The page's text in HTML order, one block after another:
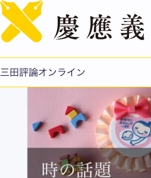
三田評論オンライン
明 素延：産後ケアでママと家族